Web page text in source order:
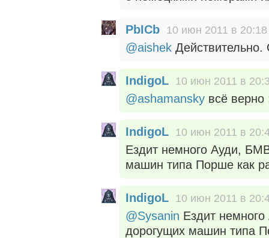
PbICb 10 июн 2011 в 20:18
@aishek
IndigoL 10 июн 2011 в
@ashamansky всё верно
IndigoL 10 июн 2011 в
Ездит немного Ауди,
машин типа Порше как
IndigoL 10 июн 2011 в
@Sysanin Ездит
дорогущих машин типа